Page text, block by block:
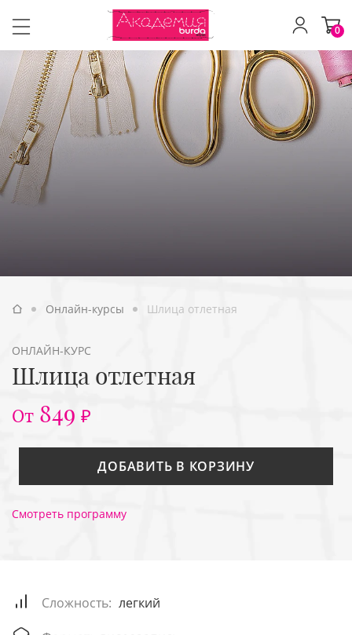
0
Онлайн-курсы Шлица отлетная
ОНЛАЙН-КУРС
Шлица отлетная
От 849 ₽
ДОБАВИТЬ В КОРЗИНУ
Смотреть программу
Сложность: легкий